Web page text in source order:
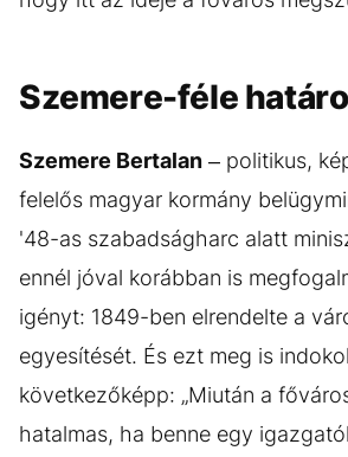
Szemere-féle
Szemere Bertalan – politikus,
felelős magyar kormány
'48-as szabadságharc alatt
ennél jóval korábban is
igényt: 1849-ben elrendelte a
egyesítését. És ezt meg is
következőképp: „Miután a
hatalmas, ha benne egy